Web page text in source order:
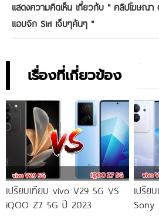
แสดงความคิดเห็น เกี่ยวกับ " คลิปโฆษณา
แอบจิก Siri เจ็บๆคันๆ "
เรื่องที่เกี่ยวข้อง
เปรียบเทียบ vivo V29 5G VS
iQOO Z7 5G ปี 2023
เปรีย
Sony